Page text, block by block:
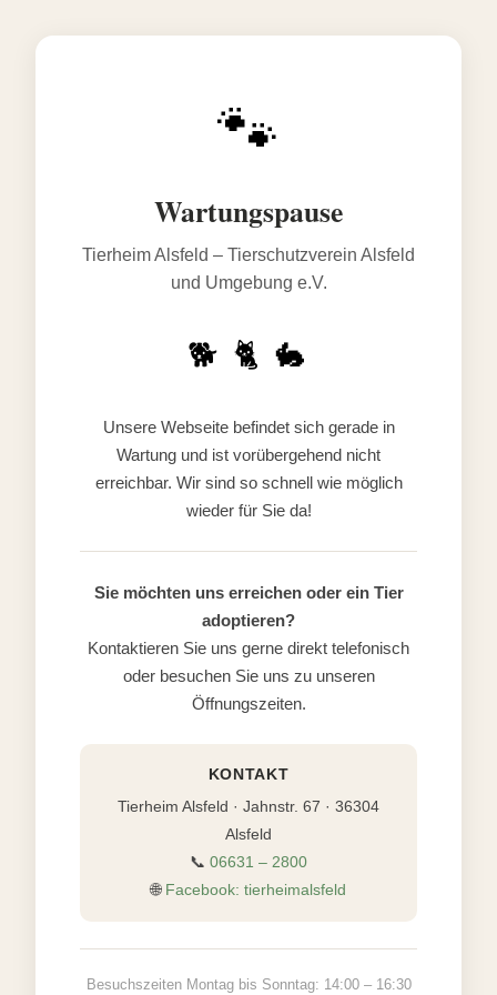
🐾
Wartungspause
Tierheim Alsfeld – Tierschutzverein Alsfeld
und Umgebung e.V.
🐕 🐈 🐇
Unsere Webseite befindet sich gerade in
Wartung und ist vorübergehend nicht
erreichbar. Wir sind so schnell wie möglich
wieder für Sie da!
Sie möchten uns erreichen oder ein Tier
adoptieren?
Kontaktieren Sie uns gerne direkt telefonisch
oder besuchen Sie uns zu unseren
Öffnungszeiten.
KONTAKT
Tierheim Alsfeld · Jahnstr. 67 · 36304
Alsfeld
📞 06631 – 2800
🌐 Facebook: tierheimalsfeld
Besuchszeiten Montag bis Sonntag: 14:00 – 16:30